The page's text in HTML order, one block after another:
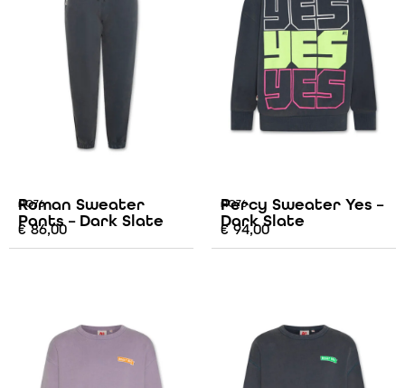
AO76
Roman Sweater
Pants – Dark Slate
€86,00
AO76
Percy Sweater Yes –
Dark Slate
€94,00